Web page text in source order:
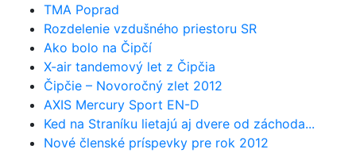
TMA Poprad
Rozdelenie vzdušného priestoru SR
Ako bolo na Čipčí
X-air tandemový let z Čipčia
Čipčie – Novoročný zlet 2012
AXIS Mercury Sport EN-D
Ked na Straníku lietajú aj dvere od záchoda...
Nové členské príspevky pre rok 2012